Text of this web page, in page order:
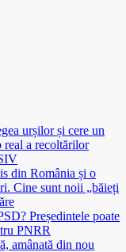
urșilor și cere un
real a recoltărilor
din România și o
Cine sunt noii „băieți
Președintele poate
PNRR
amânată din nou